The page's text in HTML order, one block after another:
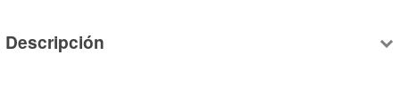
Descripción